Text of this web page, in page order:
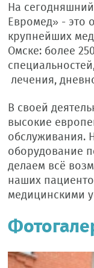
На
Евромед» - это
крупнейших
Омске: более
лечения,
В своей
высокие
обслуживания.
оборудование
делаем всё
наших
медицинскими